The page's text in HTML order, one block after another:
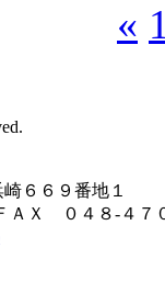
«
６６９番地１
Ｘ ０４８-４７